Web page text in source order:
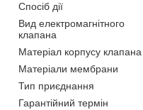
Спосіб дії
Вид електромагнітного
клапана
Матеріал корпусу клапана
Матеріали мембрани
Тип приєднання
Гарантійний термін